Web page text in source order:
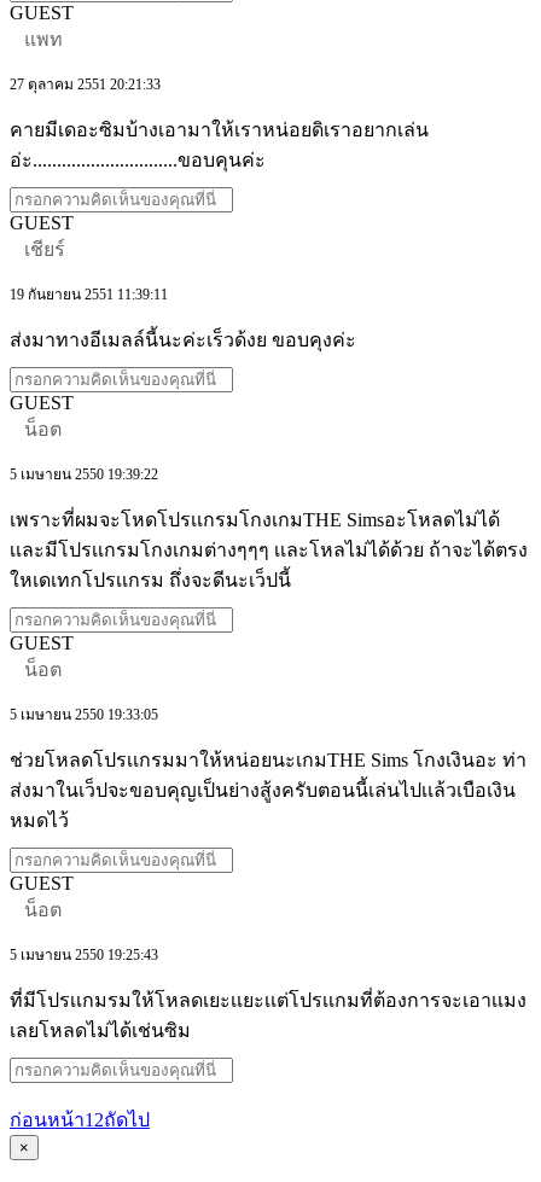
GUEST
แพท
27 ตุลาคม 2551 20:21:33
คายมีเดอะซิมบ้างเอามาให้เราหน่อยดิเราอยากเล่น
อ่ะ..............................ขอบคุนค่ะ
GUEST
เชียร์
19 กันยายน 2551 11:39:11
ส่งมาทางอีเมลล์นี้นะค่ะเร็วด้งย ขอบคุงค่ะ
GUEST
น็อต
5 เมษายน 2550 19:39:22
เพราะที่ผมจะโหดโปรเเกรมโกงเกมTHE Simsอะโหลดไม่ได้
เเละมีโปรเเกรมโกงเกมต่างๆๆๆ เเละโหลไม่ได้ด้วย ถ้าจะได้ตรง
ใหเดเทกโปรเเกรม ถึ่งจะดีนะเว็ปนี้
GUEST
น็อต
5 เมษายน 2550 19:33:05
ช่วยโหลดโปรเเกรมมาให้หน่อยนะเกมTHE Sims โกงเงินอะ ท่า
ส่งมาในเว็ปจะขอบคุญเป็นย่างสู้งครับตอนนี้เล่นไปเเล้วเบือเงิน
หมดไว้
GUEST
น็อต
5 เมษายน 2550 19:25:43
ที่มีโปรเเกมรมให้โหลดเยะเเยะเเต่โปรเเกมที่ต้องการจะเอาเเมง
เลยโหลดไม่ได้เช่นซิม
ก่อนหน้า1 2ถัดไป
×